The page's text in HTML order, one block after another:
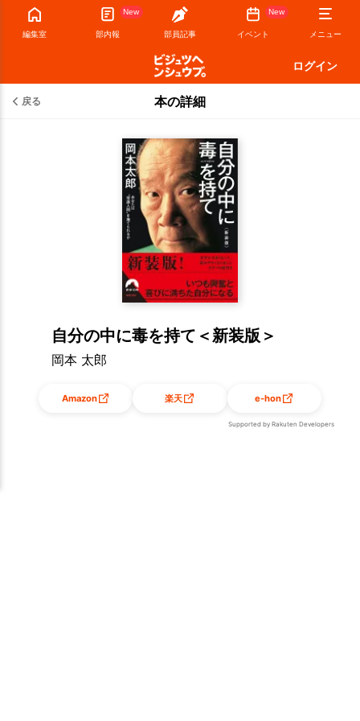
編集室
New
部内報 部員記事
New
イベント メニュー
ログイン
戻る 本の詳細
自分の中に毒を持て＜新装版＞
岡本 太郎
Amazon 楽天 e-hon
Supported by Rakuten Developers